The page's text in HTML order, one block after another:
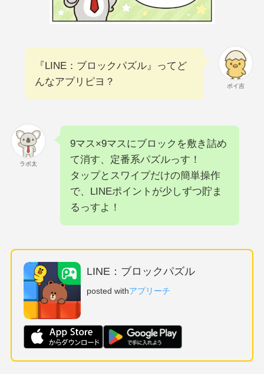
ポイ吉
『LINE：ブロックパズル』ってど
んなアプリピヨ？
ラボ太
9マス×9マスにブロックを敷き詰め
て消す、定番系パズルっす！
タップとスワイプだけの簡単操作
で、LINEポイントが少しずつ貯ま
るっすよ！
LINE：ブロックパズル
posted withアプリーチ